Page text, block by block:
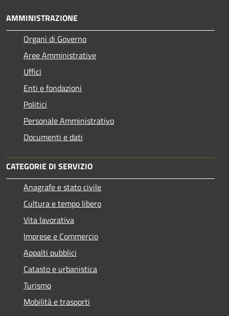
AMMINISTRAZIONE
Organi di Governo
Aree Amministrative
Uffici
Enti e fondazioni
Politici
Personale Amministrativo
Documenti e dati
CATEGORIE DI SERVIZIO
Anagrafe e stato civile
Cultura e tempo libero
Vita lavorativa
Imprese e Commercio
Appalti pubblici
Catasto e urbanistica
Turismo
Mobilità e trasporti